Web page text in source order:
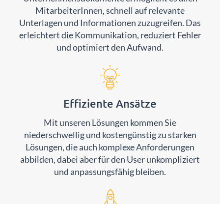
MitarbeiterInnen, schnell auf relevante
Unterlagen und Informationen zuzugreifen. Das
erleichtert die Kommunikation, reduziert Fehler
und optimiert den Aufwand.
Effiziente Ansätze
Mit unseren Lösungen kommen Sie
niederschwellig und kostengünstig zu starken
Lösungen, die auch komplexe Anforderungen
abbilden, dabei aber für den User unkompliziert
und anpassungsfähig bleiben.